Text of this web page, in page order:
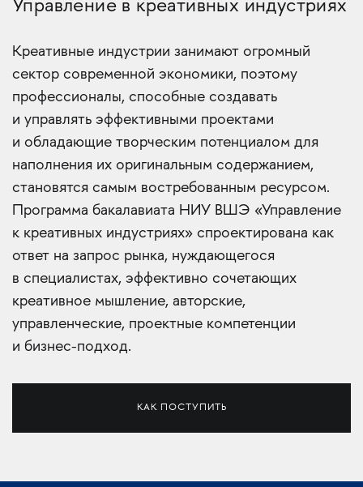
Управление в креативных индустриях
Креативные индустрии занимают огромный
сектор современной экономики, поэтому
профессионалы, способные создавать
и управлять эффективными проектами
и обладающие творческим потенциалом для
наполнения их оригинальным содержанием,
становятся самым востребованным ресурсом.
Программа бакалавиата НИУ ВШЭ «Управление
к креативных индустриях» спроектирована как
ответ на запрос рынка, нуждающегося
в специалистах, эффективно сочетающих
креативное мышление, авторские,
управленческие, проектные компетенции
и бизнес-подход.
КАК ПОСТУПИТЬ